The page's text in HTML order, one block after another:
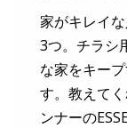
家がキレイ
3つ。チラシ
な家をキー
す。教えて
ンナーの